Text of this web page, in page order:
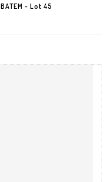
BATEM - Lot 45